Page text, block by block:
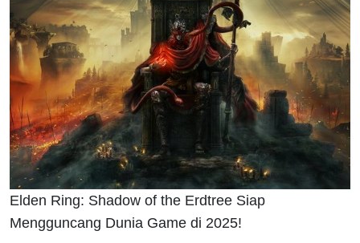
Elden Ring: Shadow of the Erdtree Siap
Mengguncang Dunia Game di 2025!